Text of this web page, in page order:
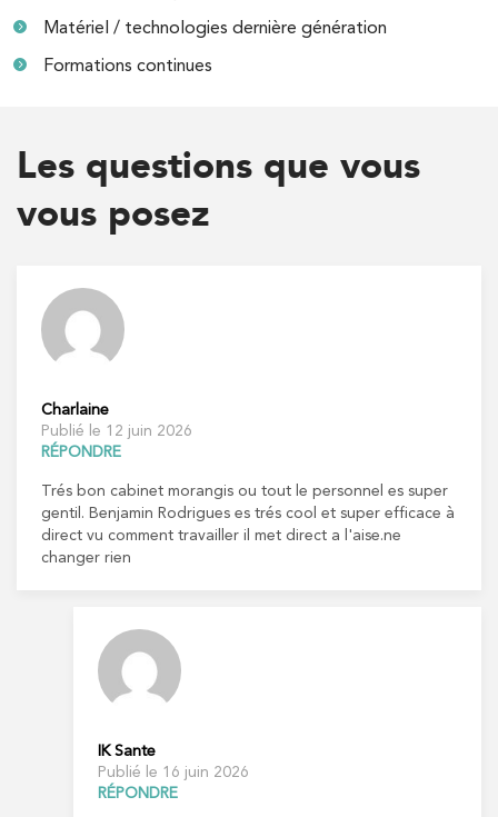
Matériel / technologies dernière génération
Formations continues
Les questions que vous
vous posez
Charlaine
Publié le 12 juin 2026
RÉPONDRE
Trés bon cabinet morangis ou tout le personnel es super
gentil. Benjamin Rodrigues es trés cool et super efficace à
direct vu comment travailler il met direct a l'aise.ne
changer rien
IK Sante
Publié le 16 juin 2026
RÉPONDRE
8 Rue de Paris 92190 Meudon
01 40 95 01 09
PRENDRE RDV